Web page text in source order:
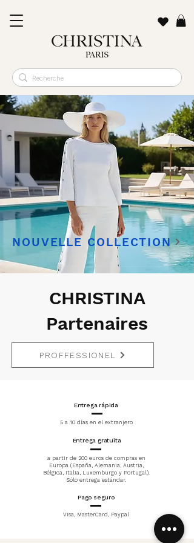
NOUVELLE COLLECTION
CHRISTINA
Partenaires
PROFFESSIONEL
Entrega rápida
5 a 10 días en el extranjero
Entrega gratuita
a partir de 200 euros de compras en
Europa (España, Alemania, Austria,
Bélgica, Italia, Luxemburgo y Portugal).
Sólo entrega estándar.
Pago seguro
Visa, MasterCard, Paypal